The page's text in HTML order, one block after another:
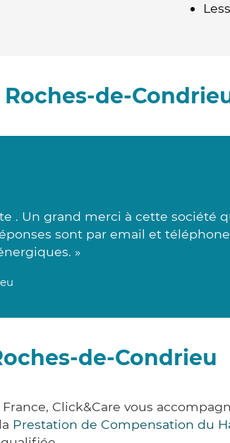
de-
. Un grand merci à cette société
sont par email et
»
de-Condrieu
Click&Care vous
Prestation de Compensation du